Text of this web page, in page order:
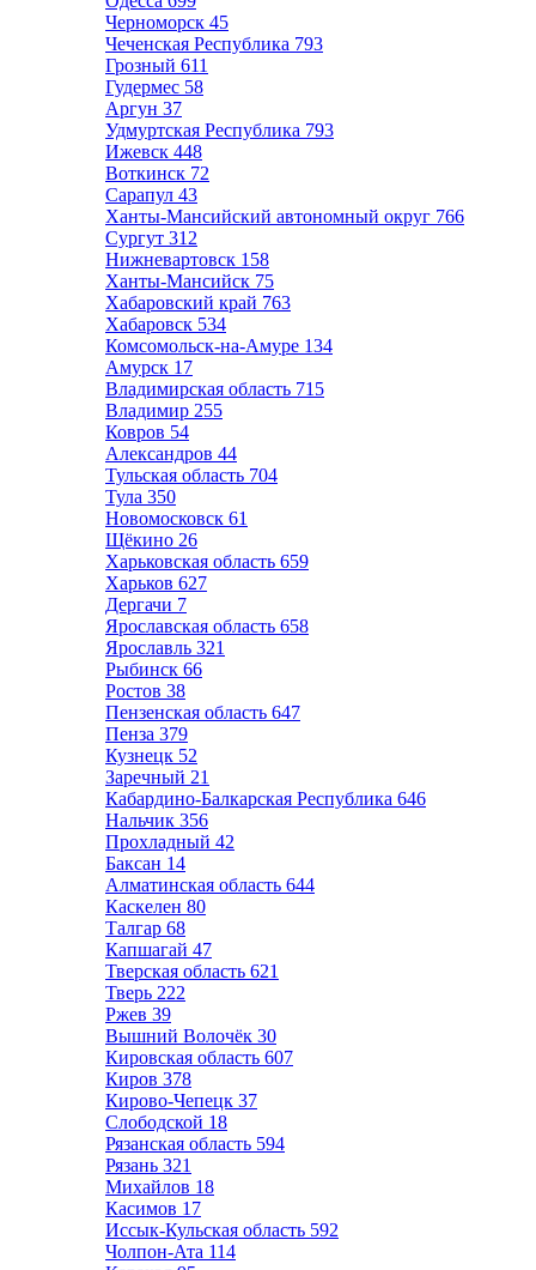
Черноморск 45
Чеченская Республика 793
Грозный 611
Гудермес 58
Аргун 37
Удмуртская Республика 793
Ижевск 448
Воткинск 72
Сарапул 43
Ханты-Мансийский автономный округ 766
Сургут 312
Нижневартовск 158
Ханты-Мансийск 75
Хабаровский край 763
Хабаровск 534
Комсомольск-на-Амуре 134
Амурск 17
Владимирская область 715
Владимир 255
Ковров 54
Александров 44
Тульская область 704
Тула 350
Новомосковск 61
Щёкино 26
Харьковская область 659
Харьков 627
Дергачи 7
Ярославская область 658
Ярославль 321
Рыбинск 66
Ростов 38
Пензенская область 647
Пенза 379
Кузнецк 52
Заречный 21
Кабардино-Балкарская Республика 646
Нальчик 356
Прохладный 42
Баксан 14
Алматинская область 644
Каскелен 80
Талгар 68
Капшагай 47
Тверская область 621
Тверь 222
Ржев 39
Вышний Волочёк 30
Кировская область 607
Киров 378
Кирово-Чепецк 37
Слободской 18
Рязанская область 594
Рязань 321
Михайлов 18
Касимов 17
Иссык-Кульская область 592
Чолпон-Ата 114